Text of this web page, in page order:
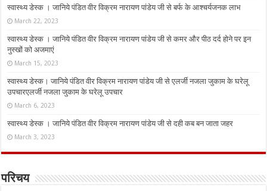
स्वास्थ्य डेस्क । जानिये पंडित वीर विक्रम नारायण पांडेय जी से बर्फ के आश्चर्यजनक लाभ
March 22, 2023
स्वास्थ्य डेस्क । जानिये पंडित वीर विक्रम नारायण पांडेय जी से कमर और पीठ दर्द होने पर इन
नुस्‍खों को अजमाएं
March 15, 2023
स्वास्थ्य डेस्क। जानिये पंडित वीर विक्रम नारायण पांडेय जी से एलर्जी नजला जुकाम के घरेलू
उपचारएलर्जी नजला जुकाम के घरेलू उपचार
March 6, 2023
स्वास्थ्य डेस्क । जानिये पंडित वीर विक्रम नारायण पांडेय जी से दही कब बन जाता जहर
March 3, 2023
परिचय